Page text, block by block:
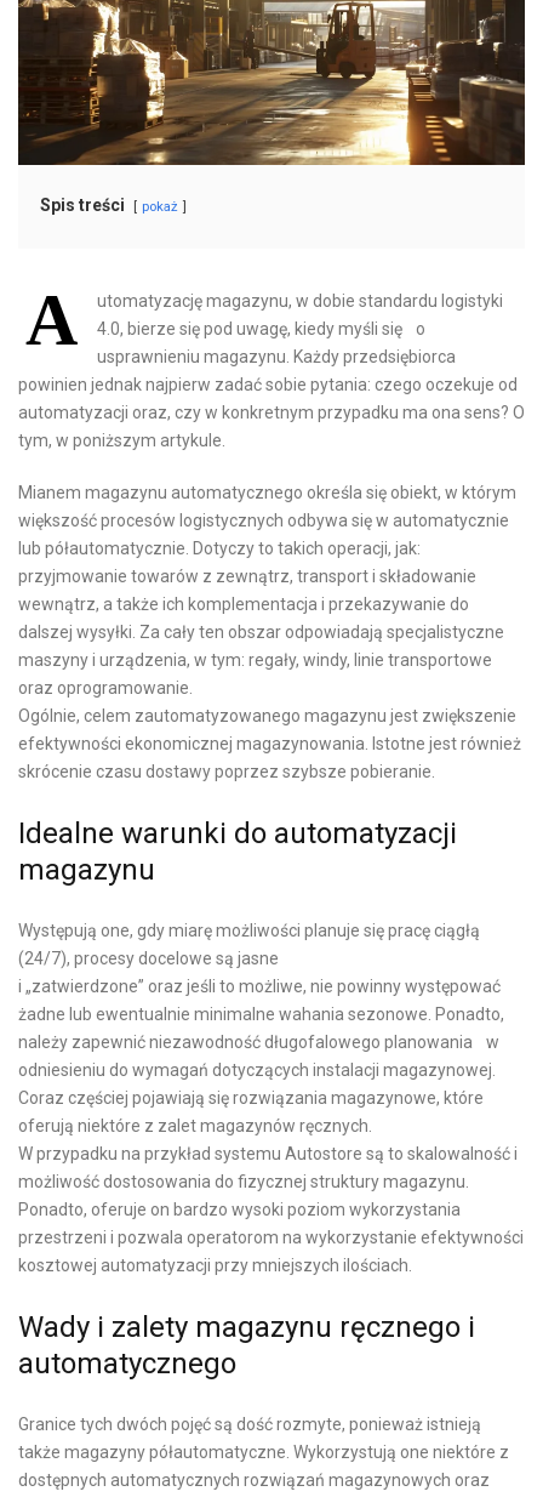
Spis treści pokaż
A
utomatyzację magazynu, w dobie standardu logistyki
4.0, bierze się pod uwagę, kiedy myśli się o
usprawnieniu magazynu. Każdy przedsiębiorca
powinien jednak najpierw zadać sobie pytania: czego oczekuje od
automatyzacji oraz, czy w konkretnym przypadku ma ona sens? O
tym, w poniższym artykule.
Mianem magazynu automatycznego określa się obiekt, w którym
większość procesów logistycznych odbywa się w automatycznie
lub półautomatycznie. Dotyczy to takich operacji, jak:
przyjmowanie towarów z zewnątrz, transport i składowanie
wewnątrz, a także ich komplementacja i przekazywanie do
dalszej wysyłki. Za cały ten obszar odpowiadają specjalistyczne
maszyny i urządzenia, w tym: regały, windy, linie transportowe
oraz oprogramowanie.
Ogólnie, celem zautomatyzowanego magazynu jest zwiększenie
efektywności ekonomicznej magazynowania. Istotne jest również
skrócenie czasu dostawy poprzez szybsze pobieranie.
Idealne warunki do automatyzacji
magazynu
Występują one, gdy miarę możliwości planuje się pracę ciągłą
(24/7), procesy docelowe są jasne
i „zatwierdzone” oraz jeśli to możliwe, nie powinny występować
żadne lub ewentualnie minimalne wahania sezonowe. Ponadto,
należy zapewnić niezawodność długofalowego planowania w
odniesieniu do wymagań dotyczących instalacji magazynowej.
Coraz częściej pojawiają się rozwiązania magazynowe, które
oferują niektóre z zalet magazynów ręcznych.
W przypadku na przykład systemu Autostore są to skalowalność i
możliwość dostosowania do fizycznej struktury magazynu.
Ponadto, oferuje on bardzo wysoki poziom wykorzystania
przestrzeni i pozwala operatorom na wykorzystanie efektywności
kosztowej automatyzacji przy mniejszych ilościach.
Wady i zalety magazynu ręcznego i
automatycznego
Granice tych dwóch pojęć są dość rozmyte, ponieważ istnieją
także magazyny półautomatyczne. Wykorzystują one niektóre z
dostępnych automatycznych rozwiązań magazynowych oraz